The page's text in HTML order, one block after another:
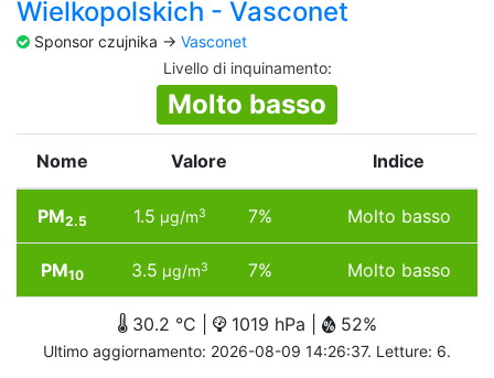
Wielkopolskich - Vasconet
Sponsor czujnika -> Vasconet
Livello di inquinamento:
Molto basso
Nome Valore Indice
PM2.5 1.5 µg/m3 7% Molto basso
PM10 3.5 µg/m3 7% Molto basso
30.2 °C | 1019 hPa | 52%
Ultimo aggiornamento: 2026-08-09 14:26:37. Letture: 6.